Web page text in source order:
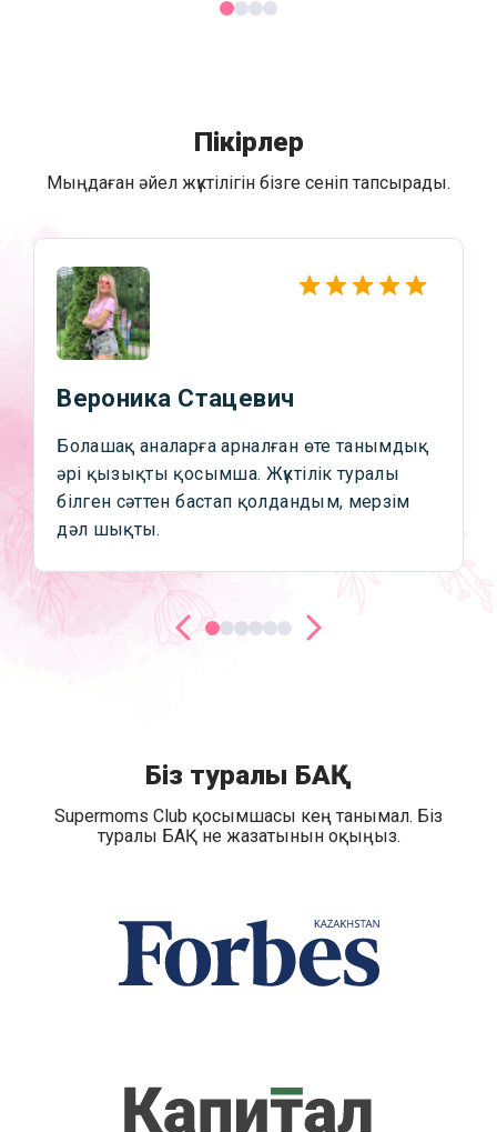
Пікірлер
Мыңдаған әйел жүктілігін бізге сеніп тапсырады.
Вероника Стацевич
Болашақ аналарға арналған өте танымдық
әрі қызықты қосымша. Жүктілік туралы
білген сәттен бастап қолдандым, мерзім
дәл шықты.
Біз туралы БАҚ
Supermoms Club қосымшасы кең танымал. Біз
туралы БАҚ не жазатынын оқыңыз.